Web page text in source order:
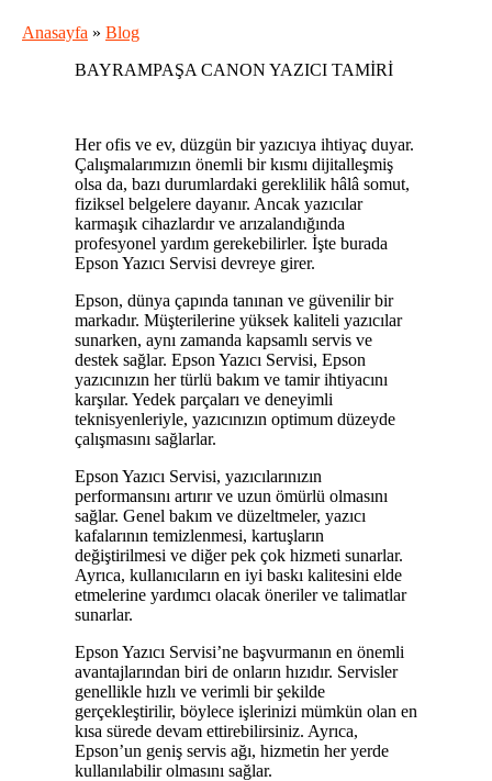
Anasayfa » Blog
BAYRAMPAŞA CANON YAZICI TAMİRİ
Her ofis ve ev, düzgün bir yazıcıya ihtiyaç duyar.
Çalışmalarımızın önemli bir kısmı dijitalleşmiş
olsa da, bazı durumlardaki gereklilik hâlâ somut,
fiziksel belgelere dayanır. Ancak yazıcılar
karmaşık cihazlardır ve arızalandığında
profesyonel yardım gerekebilirler. İşte burada
Epson Yazıcı Servisi devreye girer.
Epson, dünya çapında tanınan ve güvenilir bir
markadır. Müşterilerine yüksek kaliteli yazıcılar
sunarken, aynı zamanda kapsamlı servis ve
destek sağlar. Epson Yazıcı Servisi, Epson
yazıcınızın her türlü bakım ve tamir ihtiyacını
karşılar. Yedek parçaları ve deneyimli
teknisyenleriyle, yazıcınızın optimum düzeyde
çalışmasını sağlarlar.
Epson Yazıcı Servisi, yazıcılarınızın
performansını artırır ve uzun ömürlü olmasını
sağlar. Genel bakım ve düzeltmeler, yazıcı
kafalarının temizlenmesi, kartuşların
değiştirilmesi ve diğer pek çok hizmeti sunarlar.
Ayrıca, kullanıcıların en iyi baskı kalitesini elde
etmelerine yardımcı olacak öneriler ve talimatlar
sunarlar.
Epson Yazıcı Servisi’ne başvurmanın en önemli
avantajlarından biri de onların hızıdır. Servisler
genellikle hızlı ve verimli bir şekilde
gerçekleştirilir, böylece işlerinizi mümkün olan en
kısa sürede devam ettirebilirsiniz. Ayrıca,
Epson’un geniş servis ağı, hizmetin her yerde
kullanılabilir olmasını sağlar.